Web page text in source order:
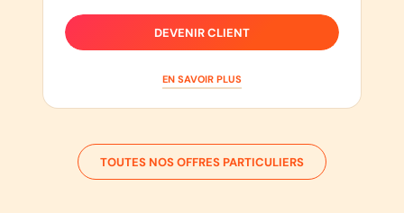
DEVENIR CLIENT
EN SAVOIR PLUS
TOUTES NOS OFFRES PARTICULIERS